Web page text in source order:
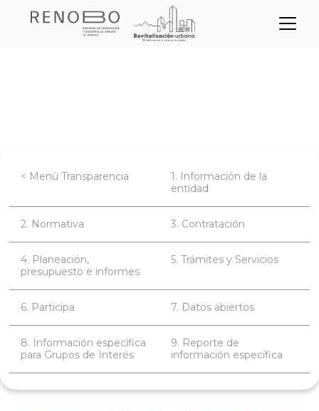
Sitio Web Empresa de
Transparencia
< Menú Transparencia
1. Información de la
entidad
2. Normativa 3. Contratación
4. Planeación,
presupuesto e informes
5. Trámites y Servicios
6. Participa 7. Datos abiertos
8. Información específica
para Grupos de Interés
9. Reporte de
información específica